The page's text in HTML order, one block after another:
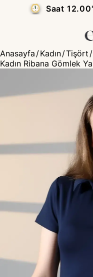
₺ Kapıda
Anasayfa /Kadın/Tişört /
Kadın Ribana Gömlek